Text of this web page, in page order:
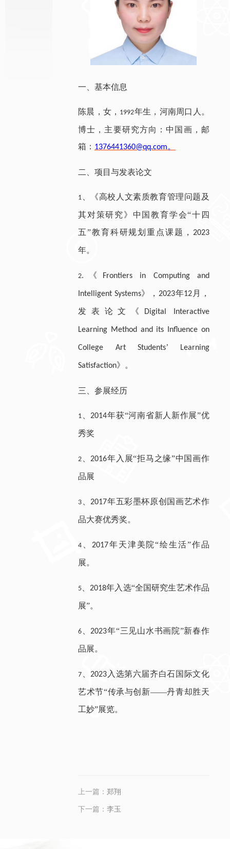
一 基本信息
陈晨 ， 女 ， 1992年生 ， 河南周口人 。
博士 ， 主要研究方向 ： 中国画 ， 邮
箱 ： 1376441360@qq.com。
二 项目与发表论文
1 《高校人文素质教育管理问题及
其对策研究》中国教育学会“十四
五”教育科研规划重点课题， 2023
年。
2. 《 Frontiers in Computing and
Intelligent Systems》， 2023年12 月，
发表论文《 Digital Interactive
Learning Method and its Influence on
College Art Students’ Learning
Satisfaction》 。
三 参展经历
1 2014年获“河南省新人新作展”优
秀奖
2、 2016年入展“拒马之缘”中国画作
品展
3、 2017年五彩墨杯原创国画艺术作
品大赛优秀奖。
4、 2017年天津美院“绘生活”作品
展。
5、 2018年入选“全国研究生艺术作品
展”。
6、 2023年“三见山水书画院”新春作
品展。
7、 2023 入选第六届齐白石国际文化
艺术节“传承与创新——丹青却胜天
工妙”展览。
上一篇： 郑翔
下一篇： 李玉